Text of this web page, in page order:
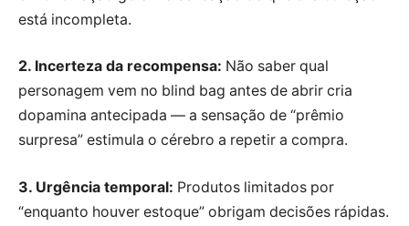
está incompleta.
2. Incerteza da recompensa: Não saber qual
personagem vem no blind bag antes de abrir cria
dopamina antecipada — a sensação de “prêmio
surpresa” estimula o cérebro a repetir a compra.
3. Urgência temporal: Produtos limitados por
“enquanto houver estoque” obrigam decisões rápidas.